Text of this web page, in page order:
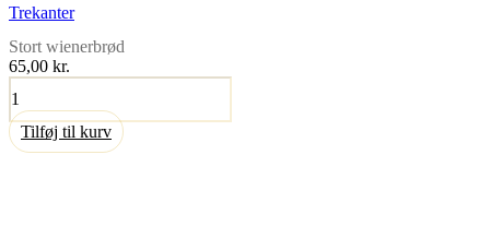
Trekanter
Stort wienerbrød
65,00 kr.
Trekanter
antal
Tilføj til kurv